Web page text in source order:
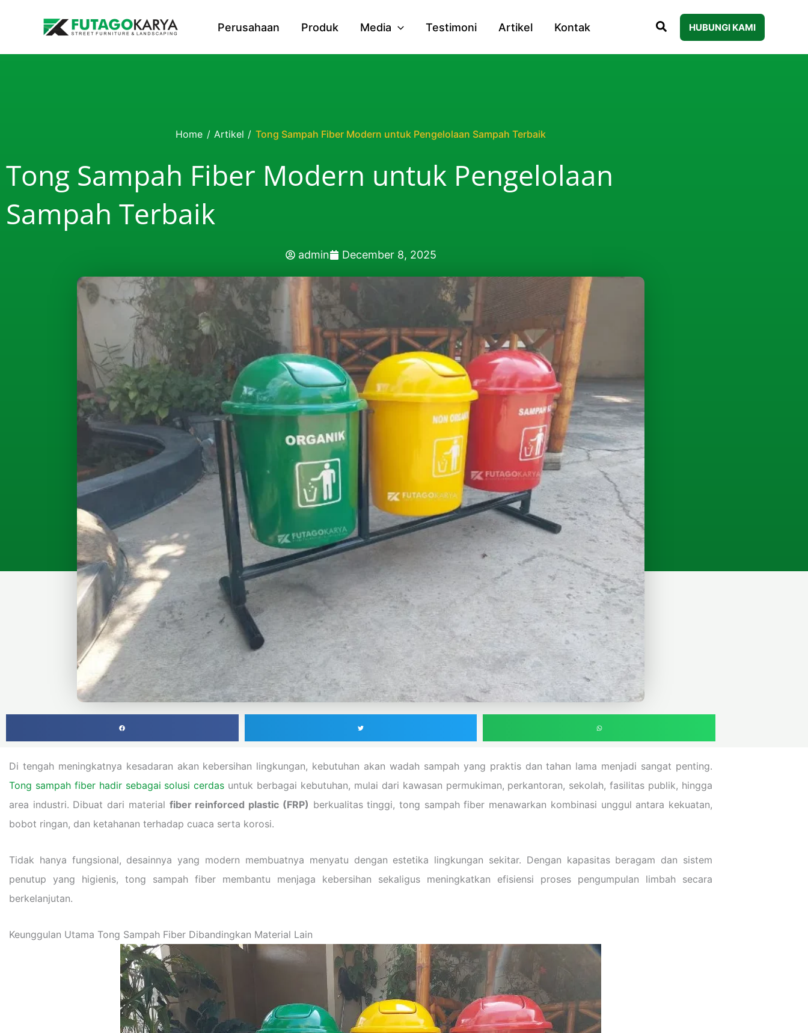
Perusahaan Produk Media Testimoni Artikel Kontak HUBUNGI KAMI
Home / Artikel / Tong Sampah Fiber Modern untuk Pengelolaan Sampah Terbaik
Tong Sampah Fiber Modern untuk Pengelolaan
Sampah Terbaik
admin December 8, 2025
Di tengah meningkatnya kesadaran akan kebersihan lingkungan, kebutuhan akan wadah sampah yang praktis dan tahan lama menjadi sangat penting.
Tong sampah fiber hadir sebagai solusi cerdas untuk berbagai kebutuhan, mulai dari kawasan permukiman, perkantoran, sekolah, fasilitas publik, hingga
area industri. Dibuat dari material fiber reinforced plastic (FRP) berkualitas tinggi, tong sampah fiber menawarkan kombinasi unggul antara kekuatan,
bobot ringan, dan ketahanan terhadap cuaca serta korosi.
Tidak hanya fungsional, desainnya yang modern membuatnya menyatu dengan estetika lingkungan sekitar. Dengan kapasitas beragam dan sistem
penutup yang higienis, tong sampah fiber membantu menjaga kebersihan sekaligus meningkatkan efisiensi proses pengumpulan limbah secara
berkelanjutan.
Keunggulan Utama Tong Sampah Fiber Dibandingkan Material Lain